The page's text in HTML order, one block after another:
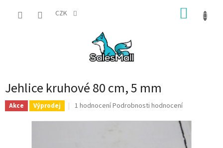
CZK
Jehlice kruhové 80 cm, 5 mm
Akce Výprodej
Průměrné
produktu
1 hodnoceníPodrobnosti hodnocení